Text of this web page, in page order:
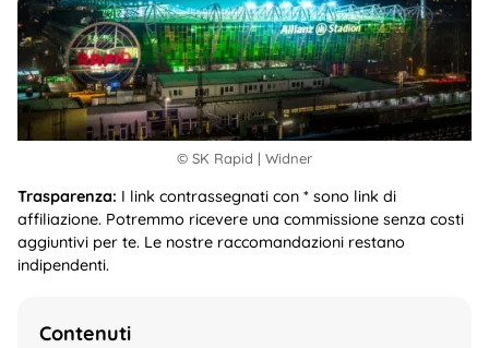
© SK Rapid | Widner
Trasparenza: I link contrassegnati con * sono link di
affiliazione. Potremmo ricevere una commissione senza costi
aggiuntivi per te. Le nostre raccomandazioni restano
indipendenti.
Contenuti